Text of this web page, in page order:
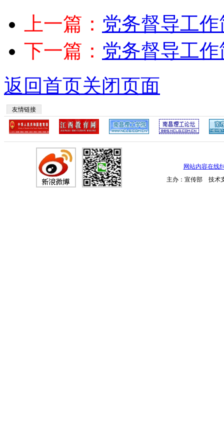
上一篇： 党务督导工
下一篇： 党务督导工
返回首页关闭页面
友情链接
网站内容在线
主办：宣传部 技术